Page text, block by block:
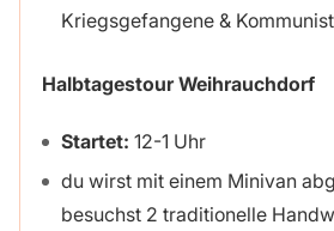
Kriegsgefangene &
Halbtagestour Weihrauchdorf
Startet: 12-1 Uhr
du wirst mit einem Minivan
besuchst 2 traditionelle